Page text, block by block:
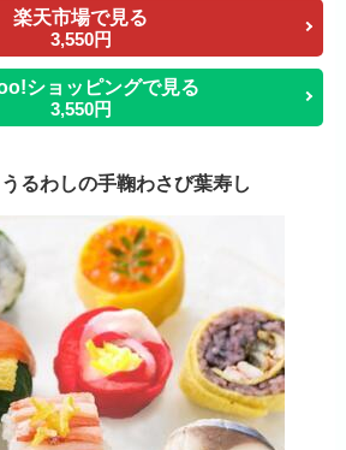
楽天市場で見る
3,550円
ショッピングで見る
3,550円
るわしの手鞠わさび葉寿し